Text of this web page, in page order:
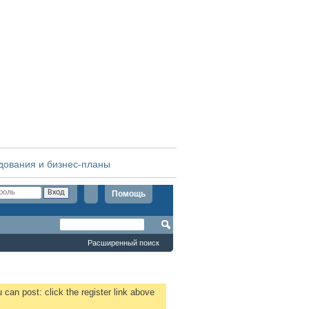
и бизнес-планы
Помощь
Расширенный поиск
can post: click the register link above